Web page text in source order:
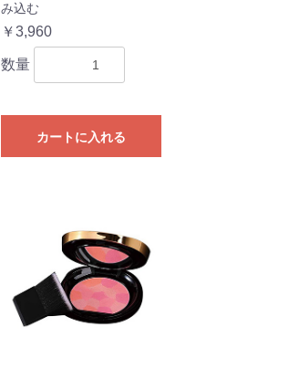
み込む
￥3,960
数量
カートに入れる